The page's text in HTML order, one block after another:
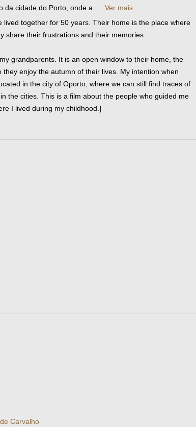
da cidade do Porto, onde a
Ver mais
together for 50 years. Their home is the place where
share their frustrations and their memories.
grandparents. It is an open window to their home, the
enjoy the autumn of their lives. My intention when
in the city of Oporto, where we can still find traces of
the cities. This is a film about the people who guided me
I lived during my childhood.]
Carvalho